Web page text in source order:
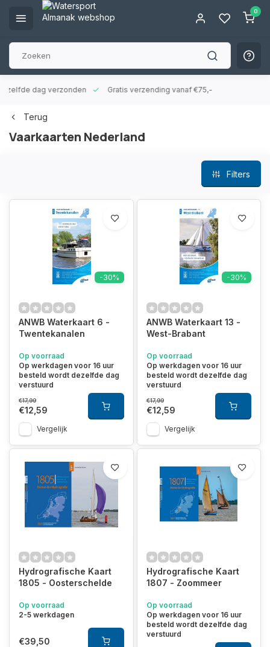
0
zelfde dag verzonden Gratis verzending vanaf €75,-
Terug
Vaarkaarten Nederland
Filters
-30%
ANWB Waterkaart 6 -
Twentekanalen
Op voorraad
Op werkdagen voor 16 uur
besteld wordt dezelfde dag
verstuurd
€17,99
€12,59
Vergelijk
-30%
ANWB Waterkaart 13 -
West-Brabant
Op voorraad
Op werkdagen voor 16 uur
besteld wordt dezelfde dag
verstuurd
€17,99
€12,59
Vergelijk
Hydrografische Kaart
1805 - Oosterschelde
Op voorraad
2-5 werkdagen
€39,50
Hydrografische Kaart
1807 - Zoommeer
Op voorraad
Op werkdagen voor 16 uur
besteld wordt dezelfde dag
verstuurd